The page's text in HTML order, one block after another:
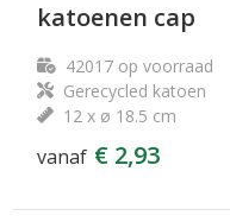
katoenen cap
42017op voorraad
Gerecycled katoen
12 x ø 18.5 cm
vanaf € 2,93